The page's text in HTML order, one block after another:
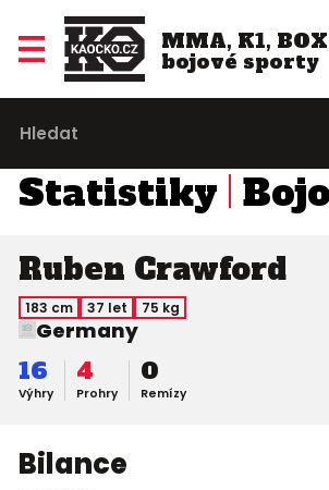
MMA, K1, BOX
bojové sporty
Statistiky
Ruben Crawford
183 cm 37 let 75 kg
Germany
Výhry
16
Prohry
4
Remízy
0
Bilance